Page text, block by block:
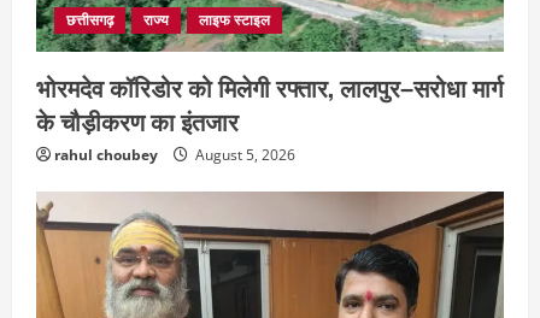
छत्तीसगढ़ राज्य लाइफ स्टाइल
भोरमदेव कॉरिडोर को मिलेगी रफ्तार, लालपुर–सरोधा मार्ग
के चौड़ीकरण का इंतजार
rahul choubey August 5, 2026